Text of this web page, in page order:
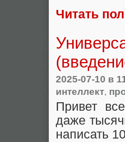
Читать
2025-07-10 в
интеллект,
Привет
даже
написать